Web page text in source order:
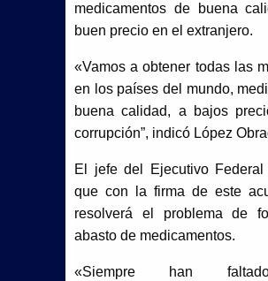
medicamentos de buena
buen precio en el extranjero.
«Vamos a obtener todas las
en los países del mundo,
buena calidad, a bajos
corrupción”, indicó López
El jefe del Ejecutivo Federal
que con la firma de este
resolverá el problema de
abasto de medicamentos.
«Siempre han